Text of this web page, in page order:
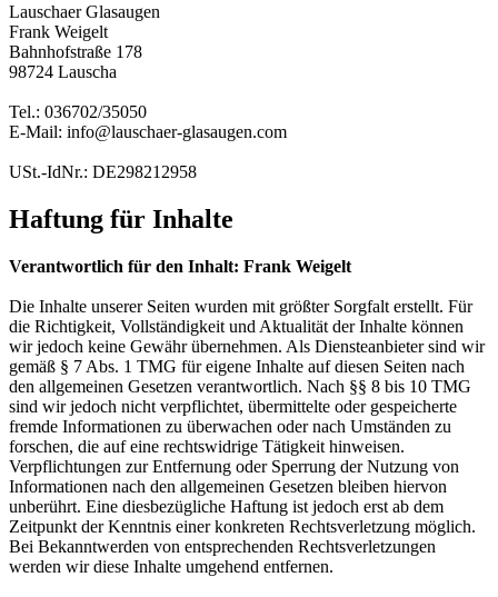
Lauschaer Glasaugen
Frank Weigelt
Bahnhofstraße 178
98724 Lauscha
Tel.: 036702/35050
E-Mail: info@lauschaer-glasaugen.com
USt.-IdNr.: DE298212958
Haftung für Inhalte
Verantwortlich für den Inhalt: Frank Weigelt
Die Inhalte unserer Seiten wurden mit größter Sorgfalt erstellt. Für
die Richtigkeit, Vollständigkeit und Aktualität der Inhalte können
wir jedoch keine Gewähr übernehmen. Als Diensteanbieter sind wir
gemäß § 7 Abs. 1 TMG für eigene Inhalte auf diesen Seiten nach
den allgemeinen Gesetzen verantwortlich. Nach §§ 8 bis 10 TMG
sind wir jedoch nicht verpflichtet, übermittelte oder gespeicherte
fremde Informationen zu überwachen oder nach Umständen zu
forschen, die auf eine rechtswidrige Tätigkeit hinweisen.
Verpflichtungen zur Entfernung oder Sperrung der Nutzung von
Informationen nach den allgemeinen Gesetzen bleiben hiervon
unberührt. Eine diesbezügliche Haftung ist jedoch erst ab dem
Zeitpunkt der Kenntnis einer konkreten Rechtsverletzung möglich.
Bei Bekanntwerden von entsprechenden Rechtsverletzungen
werden wir diese Inhalte umgehend entfernen.